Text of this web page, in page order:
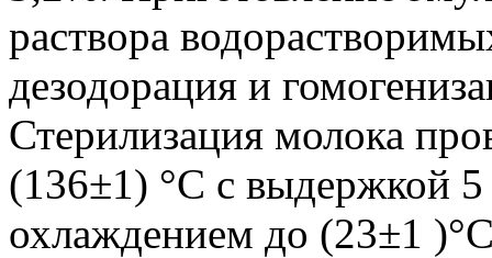
раствора
дезодорация и
Стерилизация молока
(136±1) °C с выдержкой
охлаждением до (23±1